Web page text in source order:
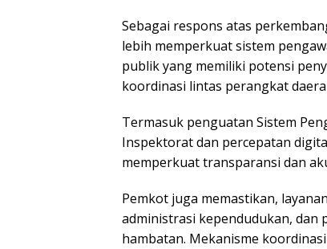
Sebagai respons atas
lebih memperkuat sistem
publik yang memiliki potensi
koordinasi lintas perangkat
Termasuk penguatan Sistem
Inspektorat dan percepatan
memperkuat transparansi dan
Pemkot juga memastikan,
administrasi kependudukan, dan
hambatan. Mekanisme